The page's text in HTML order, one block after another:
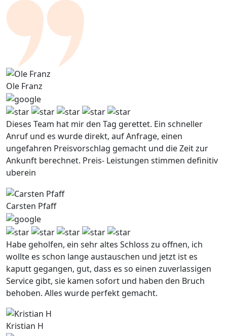
Ole Franz
Dieses Team hat mir den Tag gerettet. Ein schneller
Anruf und es wurde direkt, auf Anfrage, einen
ungefahren Preisvorschlag gemacht und die Zeit zur
Ankunft berechnet. Preis- Leistungen stimmen definitiv
uberein
Carsten Pfaff
Habe geholfen, ein sehr altes Schloss zu offnen, ich
wollte es schon lange austauschen und jetzt ist es
kaputt gegangen, gut, dass es so einen zuverlassigen
Service gibt, sie kamen sofort und haben den Bruch
behoben. Alles wurde perfekt gemacht.
Kristian H